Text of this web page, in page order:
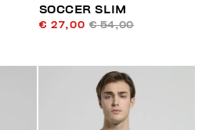
SOCCER SLIM
€ 27,00 € 54,00